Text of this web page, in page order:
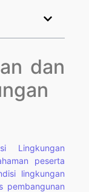
dan
Lingkungan
peserta
lingkungan
pembangunan